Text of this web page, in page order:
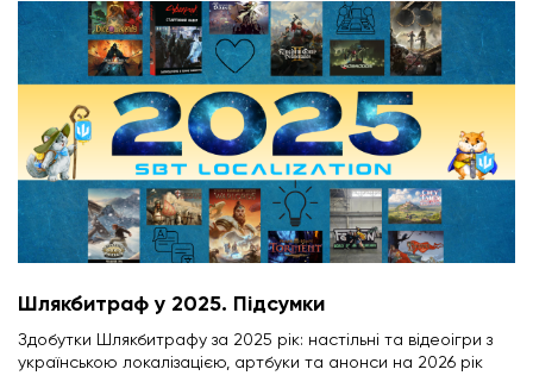
Шлякбитраф у 2025. Підсумки
Здобутки Шлякбитрафу за 2025 рік: настільні та відеоігри з
українською локалізацією, артбуки та анонси на 2026 рік